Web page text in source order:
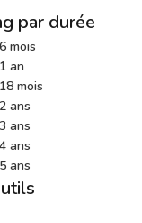
par durée
mois
an
mois
ans
ans
ans
ans